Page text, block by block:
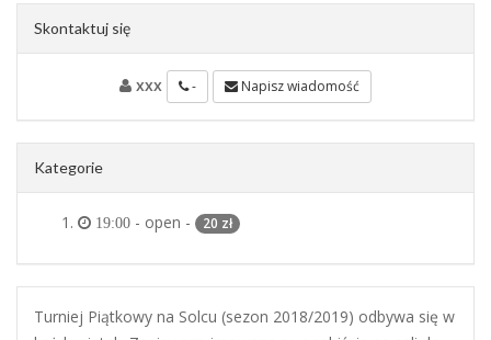
Skontaktuj się
xxx - Napisz wiadomość
Kategorie
19:00 - open - 20 zł
Turniej Piątkowy na Solcu (sezon 2018/2019) odbywa się w